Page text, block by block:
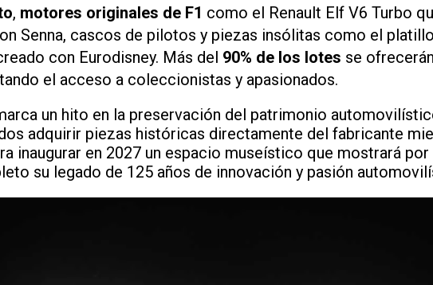
, motores originales de F1 como el Renault Elf V6 Turbo
Senna, cascos de pilotos y piezas insólitas como el
con Eurodisney. Más del 90% de los lotes se
el acceso a coleccionistas y apasionados.
un hito en la preservación del patrimonio
adquirir piezas históricas directamente del fabricante
inaugurar en 2027 un espacio museístico que mostrará
su legado de 125 años de innovación y pasión